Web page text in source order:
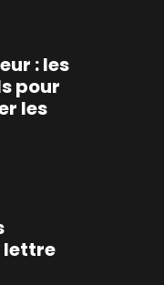
: les
pour
les
lettre